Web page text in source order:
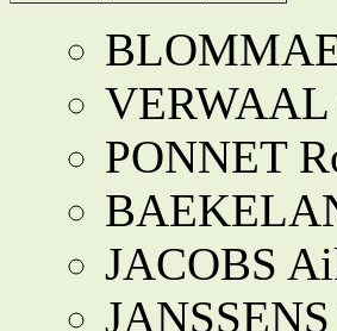
PONNET
JACOBS